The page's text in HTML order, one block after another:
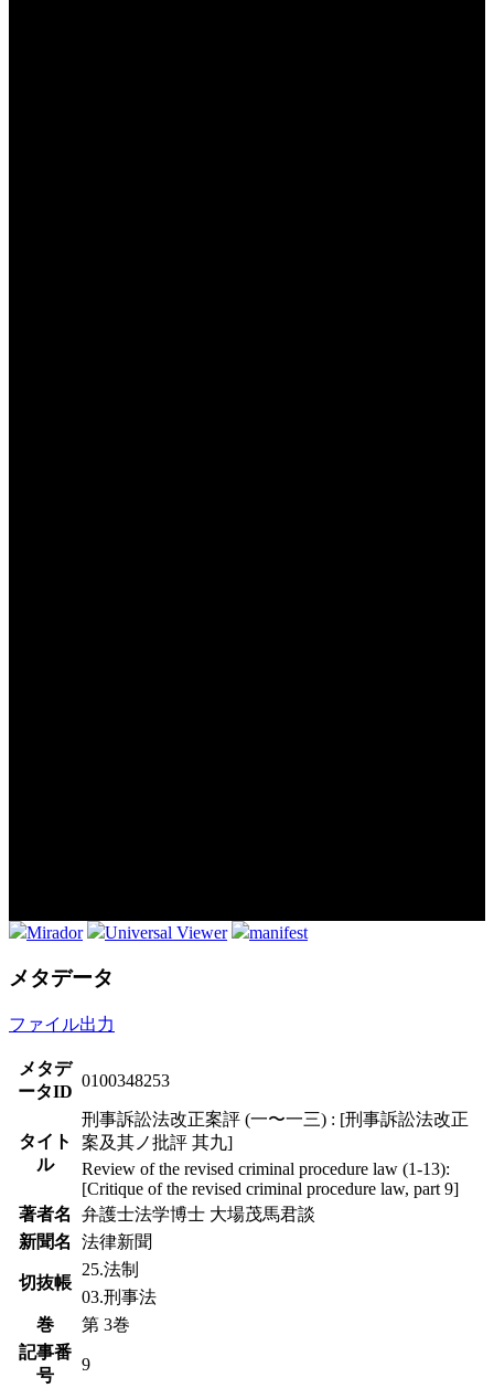
Mirador Universal Viewer manifest
メタデータ
ファイル出力
メタデ
ータID
0100348253
タイト
ル
刑事訴訟法改正案評 (一〜一三) : [刑事訴訟法改正
案及其ノ批評 其九]
Review of the revised criminal procedure law (1-13):
[Critique of the revised criminal procedure law, part 9]
著者名
弁護士法学博士 大場茂馬君談
新聞名
法律新聞
切抜帳
25.法制
03.刑事法
巻
第 3巻
記事番
号
9